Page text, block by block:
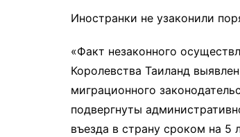
Иностранки не узаконили
«Факт незаконного
Королевства Таиланд
миграционного
подвергнуты
въезда в страну сроком на